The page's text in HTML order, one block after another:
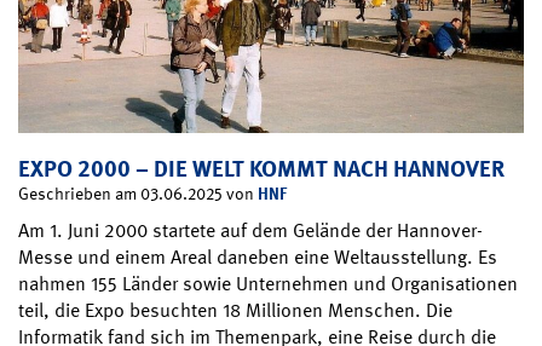
EXPO 2000 – DIE WELT KOMMT NACH HANNOVER
Geschrieben am 03.06.2025 von HNF
Am 1. Juni 2000 startete auf dem Gelände der Hannover-
Messe und einem Areal daneben eine Weltausstellung. Es
nahmen 155 Länder sowie Unternehmen und Organisationen
teil, die Expo besuchten 18 Millionen Menschen. Die
Informatik fand sich im Themenpark, eine Reise durch die